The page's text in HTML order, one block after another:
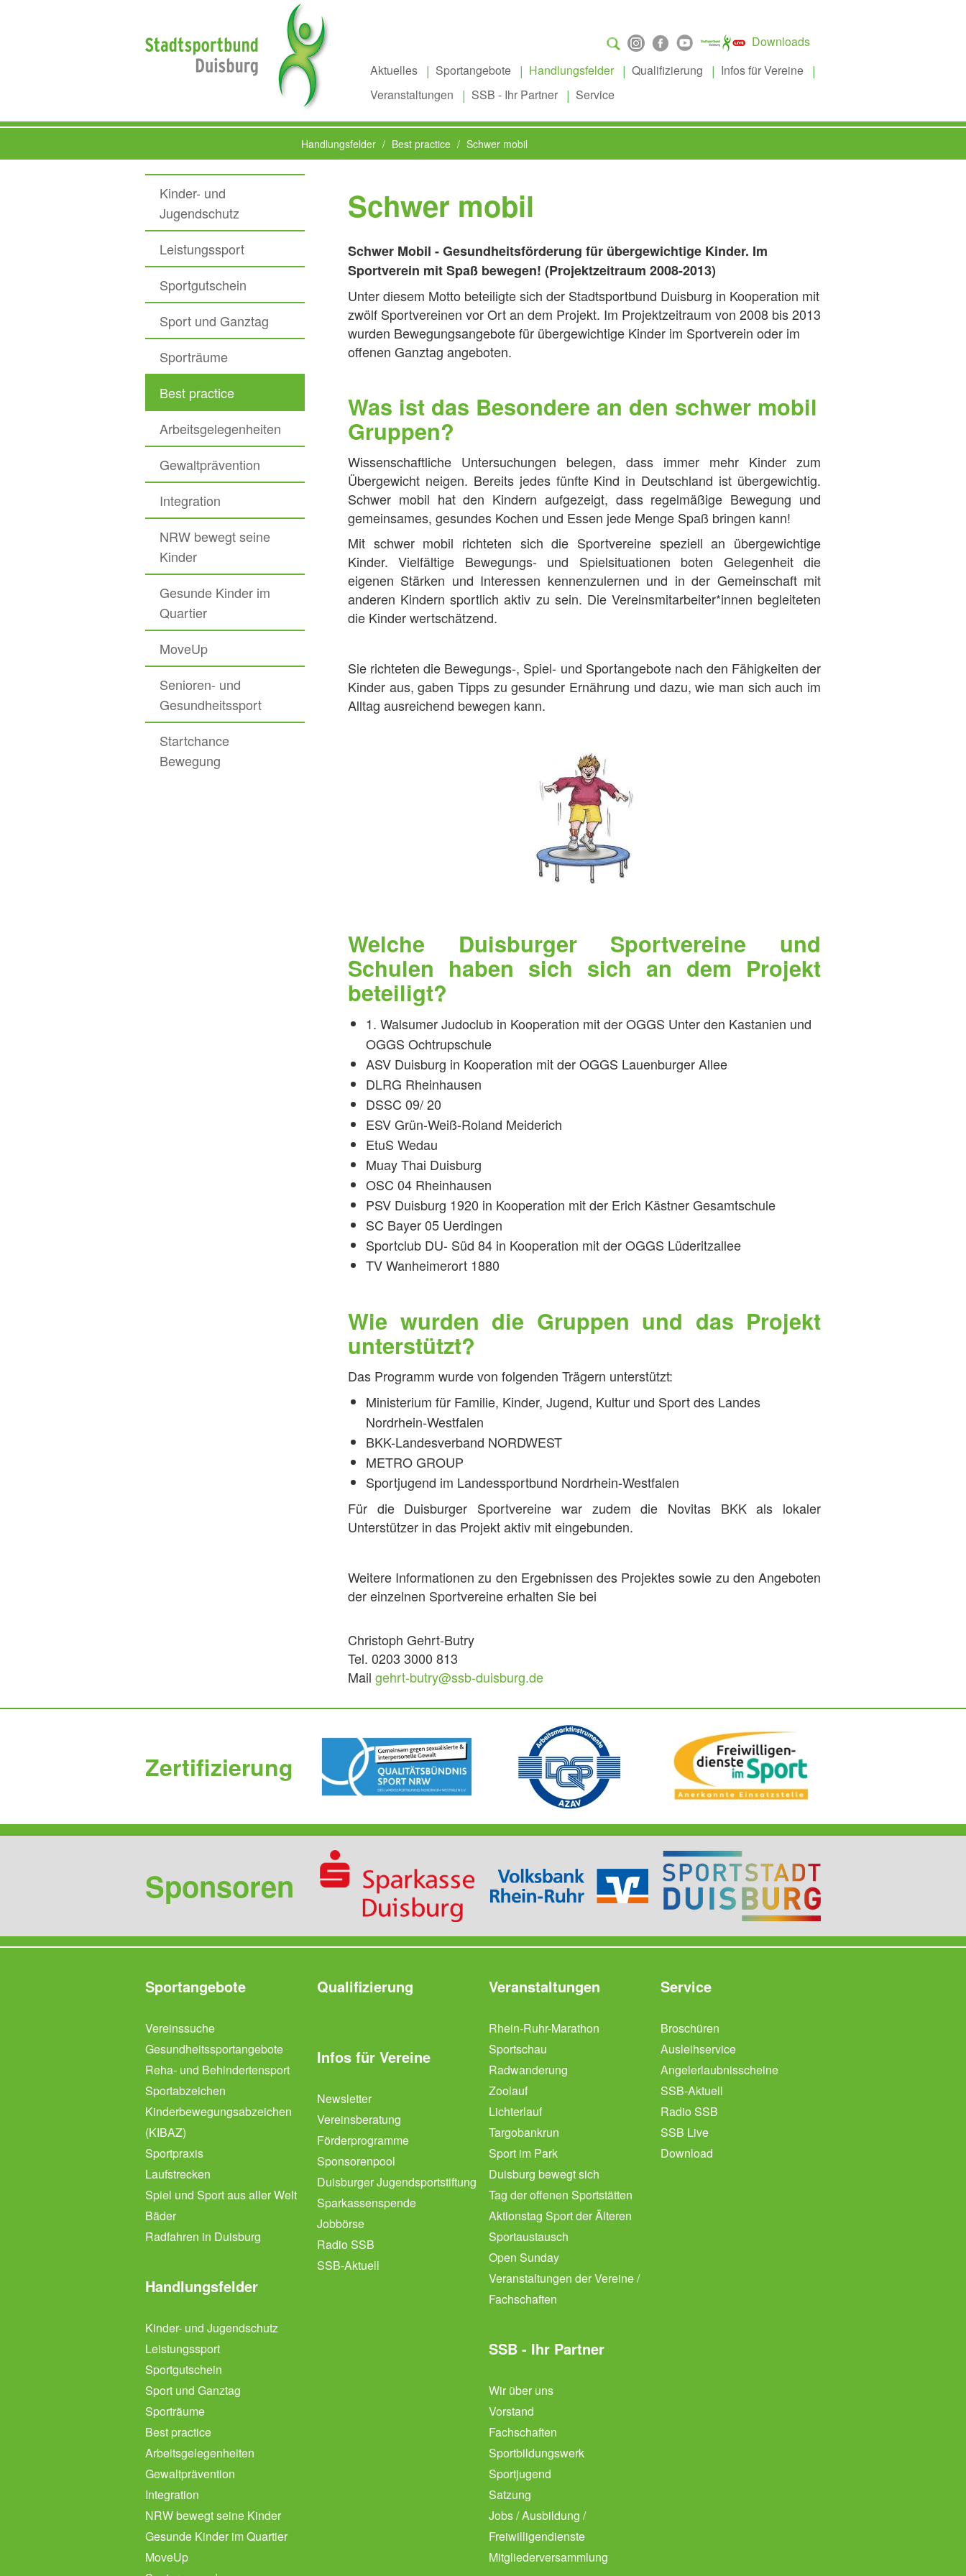
Suchen
Downloads
Aktuelles
Sportangebote Handlungsfelder Qualifizierung
Infos für Vereine
Veranstaltungen
SSB - Ihr Partner Service
Handlungsfelder Best practice Schwer mobil
Kinder- und
Jugendschutz
Leistungssport
Sportgutschein
Sport und Ganztag
Sporträume
Best practice
Arbeitsgelegenheiten
Gewaltprävention
Integration
NRW bewegt seine
Kinder
Gesunde Kinder im
Quartier
MoveUp
Senioren- und
Gesundheitssport
Startchance
Bewegung
Schwer mobil
Schwer Mobil - Gesundheitsförderung für übergewichtige Kinder. Im
Sportverein mit Spaß bewegen! (Projektzeitraum 2008-2013)
Unter diesem Motto beteiligte sich der Stadtsportbund Duisburg in Kooperation mit
zwölf Sportvereinen vor Ort an dem Projekt. Im Projektzeitraum von 2008 bis 2013
wurden Bewegungsangebote für übergewichtige Kinder im Sportverein oder im
offenen Ganztag angeboten.
Was ist das Besondere an den schwer mobil
Gruppen?
Wissenschaftliche Untersuchungen belegen, dass immer mehr Kinder zum
Übergewicht neigen. Bereits jedes fünfte Kind in Deutschland ist übergewichtig.
Schwer mobil hat den Kindern aufgezeigt, dass regelmäßige Bewegung und
gemeinsames, gesundes Kochen und Essen jede Menge Spaß bringen kann!
Mit schwer mobil richteten sich die Sportvereine speziell an übergewichtige
Kinder. Vielfältige Bewegungs- und Spielsituationen boten Gelegenheit die
eigenen Stärken und Interessen kennenzulernen und in der Gemeinschaft mit
anderen Kindern sportlich aktiv zu sein. Die Vereinsmitarbeiter*innen begleiteten
die Kinder wertschätzend.
Sie richteten die Bewegungs-, Spiel- und Sportangebote nach den Fähigkeiten der
Kinder aus, gaben Tipps zu gesunder Ernährung und dazu, wie man sich auch im
Alltag ausreichend bewegen kann.
Welche Duisburger Sportvereine und
Schulen haben sich sich an dem Projekt
beteiligt?
1. Walsumer Judoclub in Kooperation mit der OGGS Unter den Kastanien und
OGGS Ochtrupschule
ASV Duisburg in Kooperation mit der OGGS Lauenburger Allee
DLRG Rheinhausen
DSSC 09/ 20
ESV Grün-Weiß-Roland Meiderich
EtuS Wedau
Muay Thai Duisburg
OSC 04 Rheinhausen
PSV Duisburg 1920 in Kooperation mit der Erich Kästner Gesamtschule
SC Bayer 05 Uerdingen
Sportclub DU- Süd 84 in Kooperation mit der OGGS Lüderitzallee
TV Wanheimerort 1880
Wie wurden die Gruppen und das Projekt
unterstützt?
Das Programm wurde von folgenden Trägern unterstützt:
Ministerium für Familie, Kinder, Jugend, Kultur und Sport des Landes
Nordrhein-Westfalen
BKK-Landesverband NORDWEST
METRO GROUP
Sportjugend im Landessportbund Nordrhein-Westfalen
Für die Duisburger Sportvereine war zudem die Novitas BKK als lokaler
Unterstützer in das Projekt aktiv mit eingebunden.
Weitere Informationen zu den Ergebnissen des Projektes sowie zu den Angeboten
der einzelnen Sportvereine erhalten Sie bei
Christoph Gehrt-Butry
Tel. 0203 3000 813
Mail gehrt-butry@ssb-duisburg.de
Zertifizierung
Sponsoren
Sportangebote
Vereinssuche
Gesundheitssportangebote
Reha- und Behindertensport
Sportabzeichen
Kinderbewegungsabzeichen
(KIBAZ)
Sportpraxis
Laufstrecken
Spiel und Sport aus aller Welt
Bäder
Radfahren in Duisburg
Handlungsfelder
Kinder- und Jugendschutz
Leistungssport
Sportgutschein
Sport und Ganztag
Sporträume
Best practice
Arbeitsgelegenheiten
Gewaltprävention
Integration
NRW bewegt seine Kinder
Gesunde Kinder im Quartier
MoveUp
Qualifizierung
Infos für Vereine
Newsletter
Vereinsberatung
Förderprogramme
Sponsorenpool
Duisburger Jugendsportstiftung
Sparkassenspende
Jobbörse
Radio SSB
SSB-Aktuell
Veranstaltungen
Rhein-Ruhr-Marathon
Sportschau
Radwanderung
Zoolauf
Lichterlauf
Targobankrun
Sport im Park
Duisburg bewegt sich
Tag der offenen Sportstätten
Aktionstag Sport der Älteren
Sportaustausch
Open Sunday
Veranstaltungen der Vereine /
Fachschaften
SSB - Ihr Partner
Wir über uns
Vorstand
Fachschaften
Sportbildungswerk
Sportjugend
Satzung
Jobs / Ausbildung /
Freiwilligendienste
Mitgliederversammlung
Service
Broschüren
Ausleihservice
Angelerlaubnisscheine
SSB-Aktuell
Radio SSB
SSB Live
Download